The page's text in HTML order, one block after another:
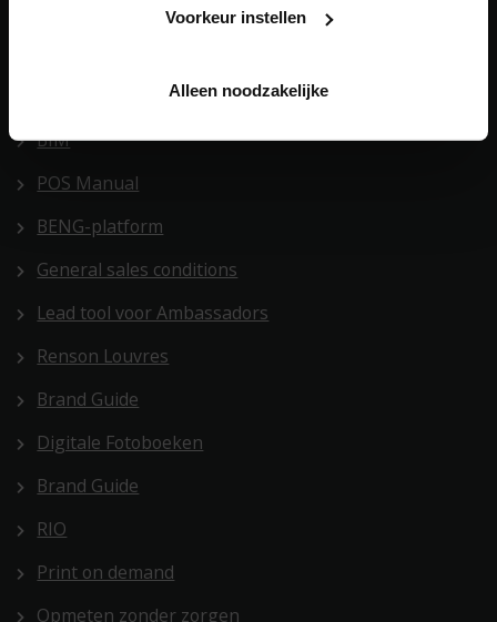
Voorkeur instellen
Alleen noodzakelijke
BIM
POS Manual
BENG-platform
General sales conditions
Lead tool voor Ambassadors
Renson Louvres
Brand Guide
Digitale Fotoboeken
Brand Guide
RIO
Print on demand
Opmeten zonder zorgen